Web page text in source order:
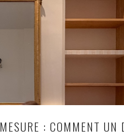
: COMMENT UN